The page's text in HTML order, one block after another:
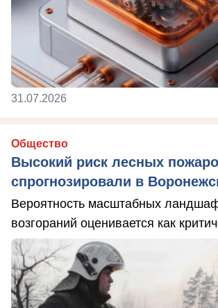
31.07.2026
Общество
Высокий риск лесных
спрогнозировали в
Вероятность масштабных
возгораний оценивается как